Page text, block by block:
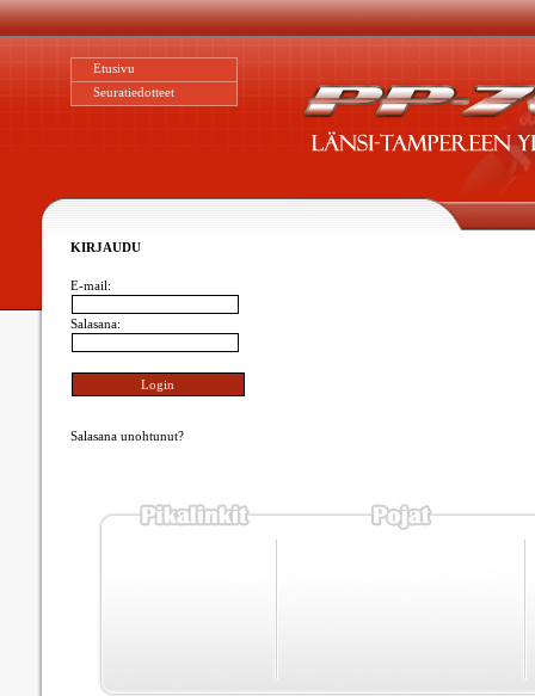
Etusivu
Seuratiedotteet
KIRJAUDU
E-mail:
Salasana:
Salasana unohtunut?